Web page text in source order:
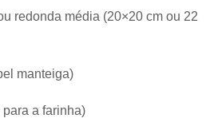
redonda média (20×20 cm ou 22
manteiga)
a farinha)